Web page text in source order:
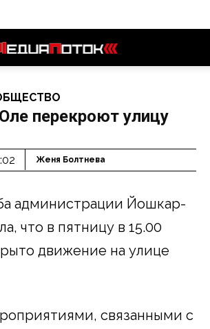
перекроют улицу
Женя Болтнева
администрации Йошкар-
что в пятницу в 15.00
движение на улице
связанными с